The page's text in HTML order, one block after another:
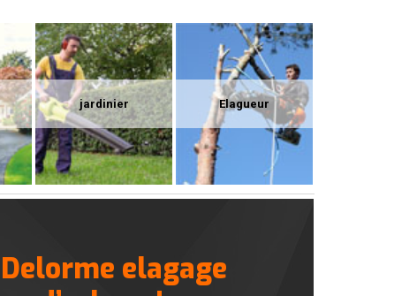
jardinier Elagueur
elagage